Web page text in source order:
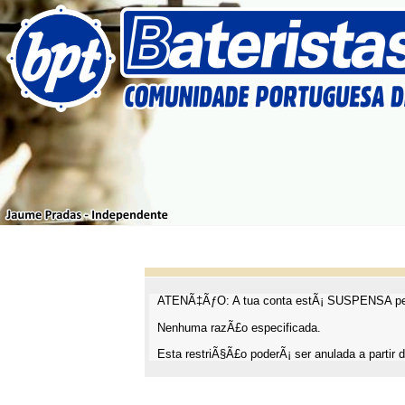
ATENÃ‡ÃƒO: A tua conta estÃ¡ SUSPENSA
Nenhuma razÃ£o especificada.
Esta restriÃ§Ã£o poderÃ¡ ser anulada a partir